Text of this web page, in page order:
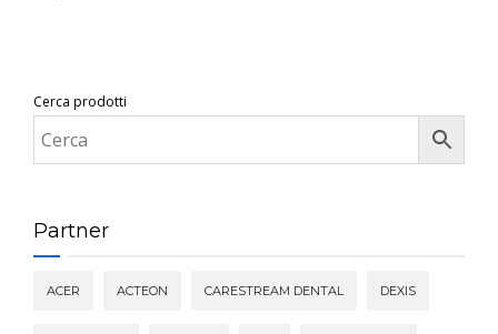
Cerca prodotti
Partner
ACER ACTEON CARESTREAM DENTAL DEXIS